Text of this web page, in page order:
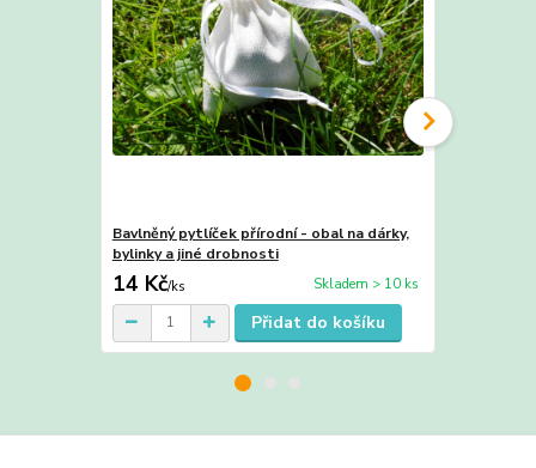
Bavlněný pytlíček přírodní - obal na dárky,
bylinky a jiné drobnosti
14 Kč/ks Skladem > 10 ks
Přidat do košíku